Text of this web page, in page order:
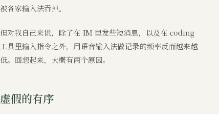
被各家输入法吞掉。
但对我自己来说，除了在 IM 里发些短消息，以及在 coding
工具里输入指令之外，用语音输入法做记录的频率反而越来越
低。回想起来，大概有两个原因。
虚假的有序